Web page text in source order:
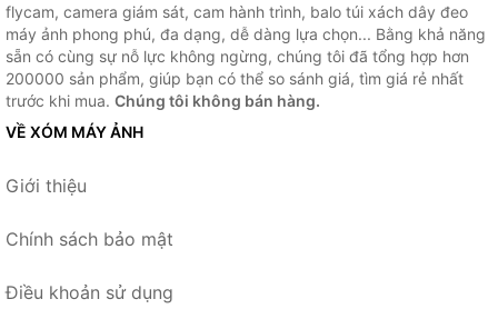
flycam, camera giám sát, cam hành trình, balo túi xách dây đeo
máy ảnh phong phú, đa dạng, dễ dàng lựa chọn... Bằng khả năng
sẵn có cùng sự nỗ lực không ngừng, chúng tôi đã tổng hợp hơn
200000 sản phẩm, giúp bạn có thể so sánh giá, tìm giá rẻ nhất
trước khi mua. Chúng tôi không bán hàng.
VỀ XÓM MÁY ẢNH
Giới thiệu
Chính sách bảo mật
Điều khoản sử dụng